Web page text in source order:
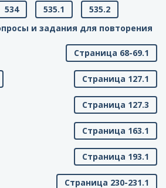
534 535.1
535.2
и задания для повторения
Страница 68-69.1
Страница 127.1
Страница 127.3
Страница 163.1
Страница 193.1
Страница 230-231.1